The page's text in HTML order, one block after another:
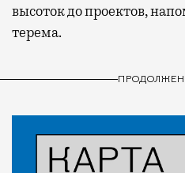
высоток до проектов,
терема.